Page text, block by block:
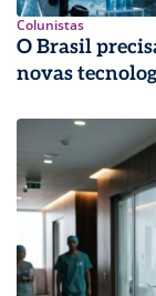
Colunistas
O Brasil
novas